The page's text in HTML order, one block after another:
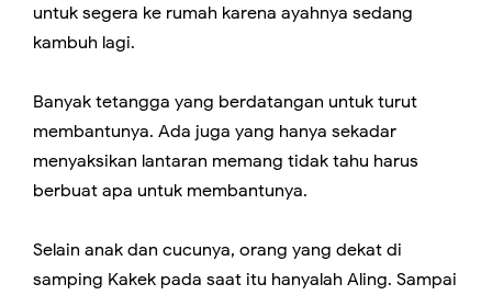
untuk segera ke rumah karena ayahnya sedang
kambuh lagi.
Banyak tetangga yang berdatangan untuk turut
membantunya. Ada juga yang hanya sekadar
menyaksikan lantaran memang tidak tahu harus
berbuat apa untuk membantunya.
Selain anak dan cucunya, orang yang dekat di
samping Kakek pada saat itu hanyalah Aling. Sampai